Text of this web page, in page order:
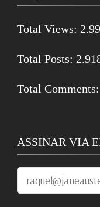
Total Views:
Total Posts:
Total Comments:
ASSINAR VIA